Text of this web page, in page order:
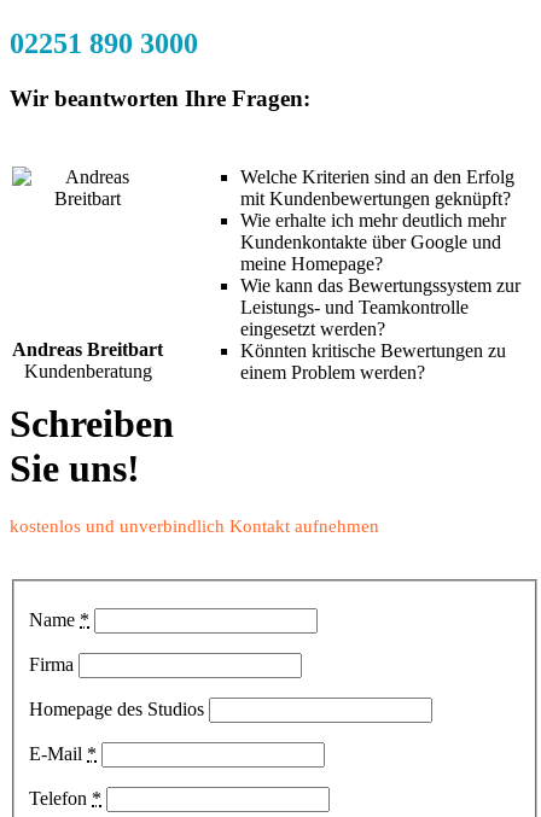
02251 890 3000
Wir beantworten Ihre Fragen:
Andreas Breitbart
Kundenberatung
Welche Kriterien sind an den Erfolg
mit Kundenbewertungen geknüpft?
Wie erhalte ich mehr deutlich mehr
Kundenkontakte über Google und
meine Homepage?
Wie kann das Bewertungssystem zur
Leistungs- und Teamkontrolle
eingesetzt werden?
Könnten kritische Bewertungen zu
einem Problem werden?
Schreiben
Sie uns!
kostenlos und unverbindlich Kontakt aufnehmen
Name *
Firma
Homepage des Studios
E-Mail *
Telefon *